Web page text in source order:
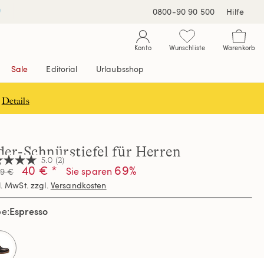
0800-90 90 500 Hilfe
Konto Wunschliste Warenkorb
Sale Editorial Urlaubsshop
Details
Schnürstiefel für Herren
5.0 (2)
€ 40 € * Sie sparen 69%
MwSt. zzgl. Versandkosten
Espresso